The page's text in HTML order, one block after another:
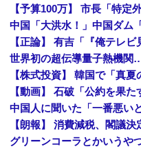
中国人に聞いた「一番悪い
【朗報】 消費減税、閣議
グリーンコーラとかいうや